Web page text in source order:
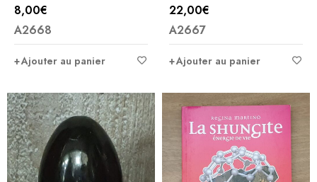
8,00€
A2668
Ajouter au panier
22,00€
A2667
Ajouter au panier